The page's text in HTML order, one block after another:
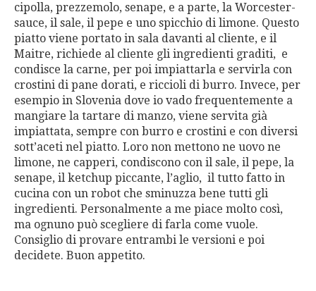
cipolla, prezzemolo, senape, e a parte, la Worcester-
sauce, il sale, il pepe e uno spicchio di limone. Questo
piatto viene portato in sala davanti al cliente, e il
Maitre, richiede al cliente gli ingredienti graditi, e
condisce la carne, per poi impiattarla e servirla con
crostini di pane dorati, e riccioli di burro. Invece, per
esempio in Slovenia dove io vado frequentemente a
mangiare la tartare di manzo, viene servita già
impiattata, sempre con burro e crostini e con diversi
sott’aceti nel piatto. Loro non mettono ne uovo ne
limone, ne capperi, condiscono con il sale, il pepe, la
senape, il ketchup piccante, l’aglio, il tutto fatto in
cucina con un robot che sminuzza bene tutti gli
ingredienti. Personalmente a me piace molto così,
ma ognuno può scegliere di farla come vuole.
Consiglio di provare entrambi le versioni e poi
decidete. Buon appetito.